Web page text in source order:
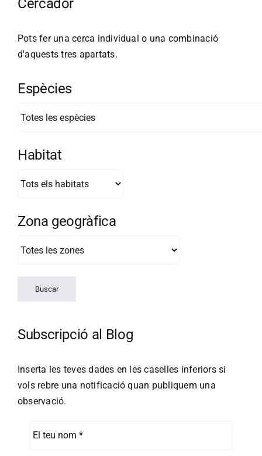
Cercador
Pots fer una cerca individual o una combinació
d'aquests tres apartats.
Espècies
Habitat
Zona geogràfica
Subscripció al Blog
Inserta les teves dades en les caselles inferiors si
vols rebre una notificació quan publiquem una
observació.